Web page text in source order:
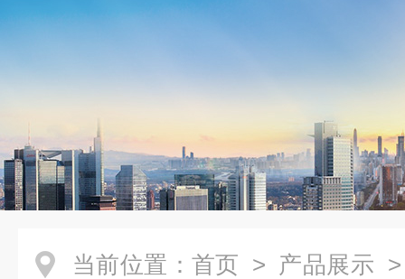
当前位置： 首页 > 产品展示